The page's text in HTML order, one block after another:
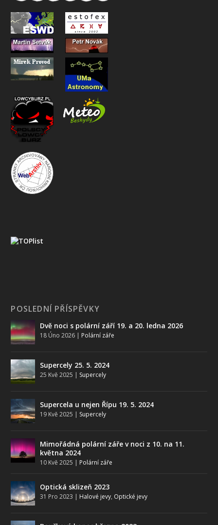
POSLEDNÍ PŘÍSPĚVKY
Dvě noci s polární září 19. a 20. ledna 2026
18 Úno 2026 | Polární záře
Supercely 25. 5. 2024
25 Kvě 2025 | Supercely
Supercela u nejen Řípu 19. 5. 2024
19 Kvě 2025 | Supercely
Mimořádná polární záře v noci z 10. na 11.
května 2024
10 Kvě 2025 | Polární záře
Optická sklizeň 2023
31 Pro 2023 | Halové jevy, Optické jevy